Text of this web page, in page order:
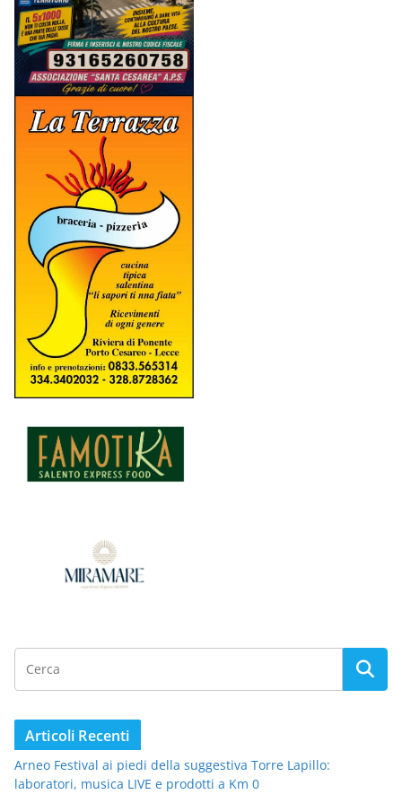
Articoli Recenti
Arneo Festival ai piedi della suggestiva Torre Lapillo:
laboratori, musica LIVE e prodotti a Km 0